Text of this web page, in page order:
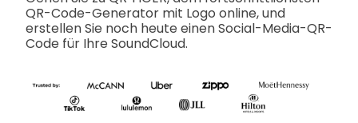
QR-Code-Generator mit Logo online, und
erstellen Sie noch heute einen Social-Media-QR-
Code für Ihre SoundCloud.